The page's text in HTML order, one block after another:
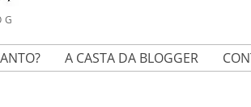
A CASTA DA BLOGGER